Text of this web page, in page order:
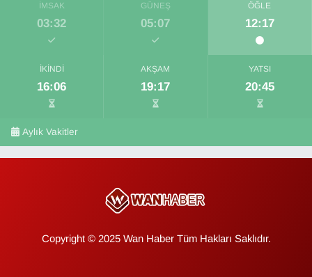
İMSAK
03:32
GÜNEŞ
05:07
ÖĞLE
12:17
İKINDI
16:06
AKŞAM
19:17
YATSI
20:45
Aylık Vakitler
Copyright © 2025 Wan Haber Tüm Hakları Saklıdır.